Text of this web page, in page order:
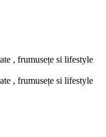
, frumusețe si lifestyle
, frumusețe si lifestyle